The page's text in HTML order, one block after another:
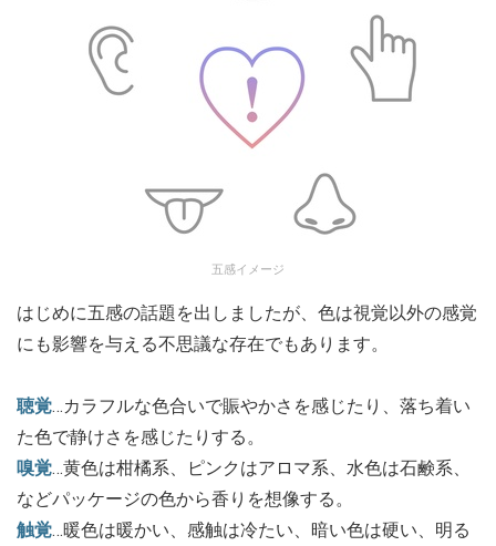
五感イメージ
はじめに五感の話題を出しましたが、色は視覚以外の感覚
にも影響を与える不思議な存在でもあります。
聴覚…カラフルな色合いで賑やかさを感じたり、落ち着い
た色で静けさを感じたりする。
嗅覚…黄色は柑橘系、ピンクはアロマ系、水色は石鹸系、
などパッケージの色から香りを想像する。
触覚…暖色は暖かい、感触は冷たい、暗い色は硬い、明る